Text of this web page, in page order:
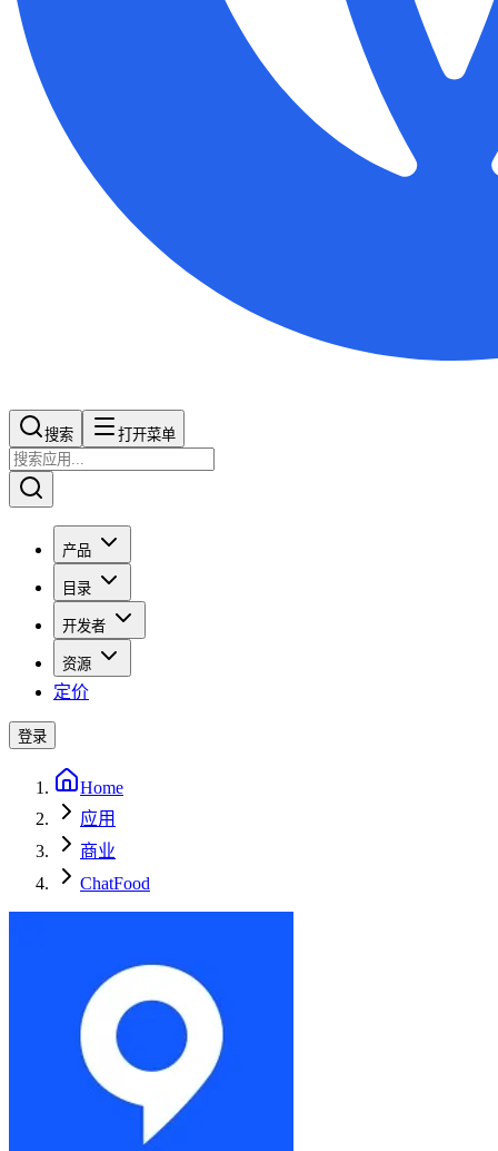
搜索​​​​ 打开菜单
产品
目录
开发者
资源
定价
登录
Home
应用
商业
ChatFood